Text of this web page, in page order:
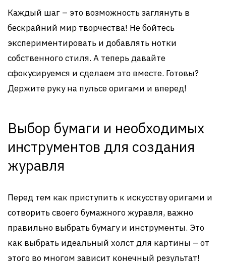
Каждый шаг – это возможность заглянуть в
бескрайний мир творчества! Не бойтесь
экспериментировать и добавлять нотки
собственного стиля. А теперь давайте
сфокусируемся и сделаем это вместе. Готовы?
Держите руку на пульсе оригами и вперед!
Выбор бумаги и необходимых
инструментов для создания
журавля
Перед тем как приступить к искусству оригами и
сотворить своего бумажного журавля, важно
правильно выбрать бумагу и инструменты. Это
как выбрать идеальный холст для картины – от
этого во многом зависит конечный результат!